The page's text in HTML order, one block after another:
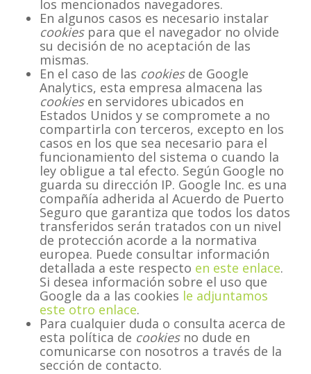
los mencionados navegadores.
En algunos casos es necesario instalar
cookiespara que el navegador no olvide
su decisión de no aceptación de las
mismas.
En el caso de las cookiesde Google
Analytics, esta empresa almacena las
cookiesen servidores ubicados en
Estados Unidos y se compromete a no
compartirla con terceros, excepto en los
casos en los que sea necesario para el
funcionamiento del sistema o cuando la
ley obligue a tal efecto. Según Google no
guarda su dirección IP. Google Inc. es una
compañía adherida al Acuerdo de Puerto
Seguro que garantiza que todos los datos
transferidos serán tratados con un nivel
de protección acorde a la normativa
europea. Puede consultar información
detallada a este respecto en este enlace.
Si desea información sobre el uso que
Google da a las cookies le adjuntamos
este otro enlace.
Para cualquier duda o consulta acerca de
esta política de cookiesno dude en
comunicarse con nosotros a través de la
sección de contacto.